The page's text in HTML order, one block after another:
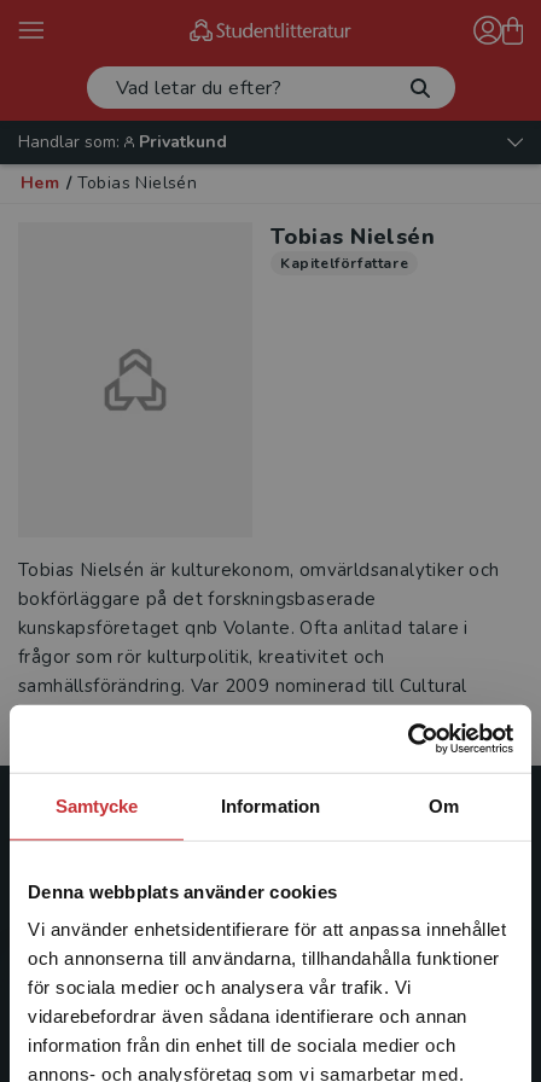
Samtycke Information Om
Denna webbplats använder cookies
Vi använder enhetsidentifierare för att anpassa innehållet
och annonserna till användarna, tillhandahålla funktioner
för sociala medier och analysera vår trafik. Vi
vidarebefordrar även sådana identifierare och annan
information från din enhet till de sociala medier och
annons- och analysföretag som vi samarbetar med.
Begränsad fraktregion
Handlar som:
Privatkund
Hem / Tobias Nielsén
Tobias Nielsén
Kapitelförfattare
Tobias Nielsén är kulturekonom, omvärldsanalytiker och
bokförläggare på det forskningsbaserade
kunskapsföretaget qnb Volante. Ofta anlitad talare i
frågor som rör kulturpolitik, kreativitet och
samhällsförändring. Var 2009 nominerad till Cultural
Studentlitteratur grundades 1963 och är idag Sveriges
facklitteratur, utbildningar och digitala
informationstjänster i utbudet, finns Studentlitteratur med
längs hela kunskapsresan.
Kontakta oss